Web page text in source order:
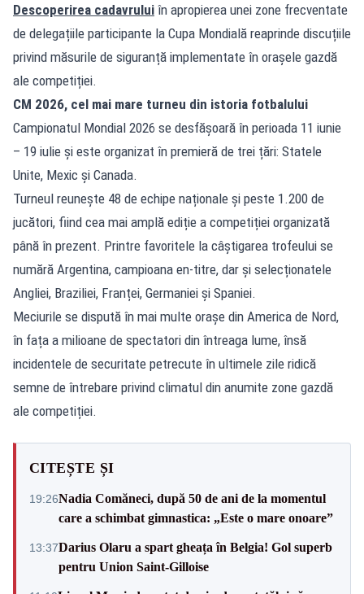
Descoperirea cadavrului în apropierea unei zone frecventate
de delegațiile participante la Cupa Mondială reaprinde discuțiile
privind măsurile de siguranță implementate în orașele gazdă
ale competiției.
CM 2026, cel mai mare turneu din istoria fotbalului
Campionatul Mondial 2026 se desfășoară în perioada 11 iunie
– 19 iulie și este organizat în premieră de trei țări: Statele
Unite, Mexic și Canada.
Turneul reunește 48 de echipe naționale și peste 1.200 de
jucători, fiind cea mai amplă ediție a competiției organizată
până în prezent. Printre favoritele la câștigarea trofeului se
numără Argentina, campioana en-titre, dar și selecționatele
Angliei, Braziliei, Franței, Germaniei și Spaniei.
Meciurile se dispută în mai multe orașe din America de Nord,
în fața a milioane de spectatori din întreaga lume, însă
incidentele de securitate petrecute în ultimele zile ridică
semne de întrebare privind climatul din anumite zone gazdă
ale competiției.
CITEȘTE ȘI
19:26Nadia Comăneci, după 50 de ani de la momentul
care a schimbat gimnastica: „Este o mare onoare”
13:37Darius Olaru a spart gheața în Belgia! Gol superb
pentru Union Saint-Gilloise